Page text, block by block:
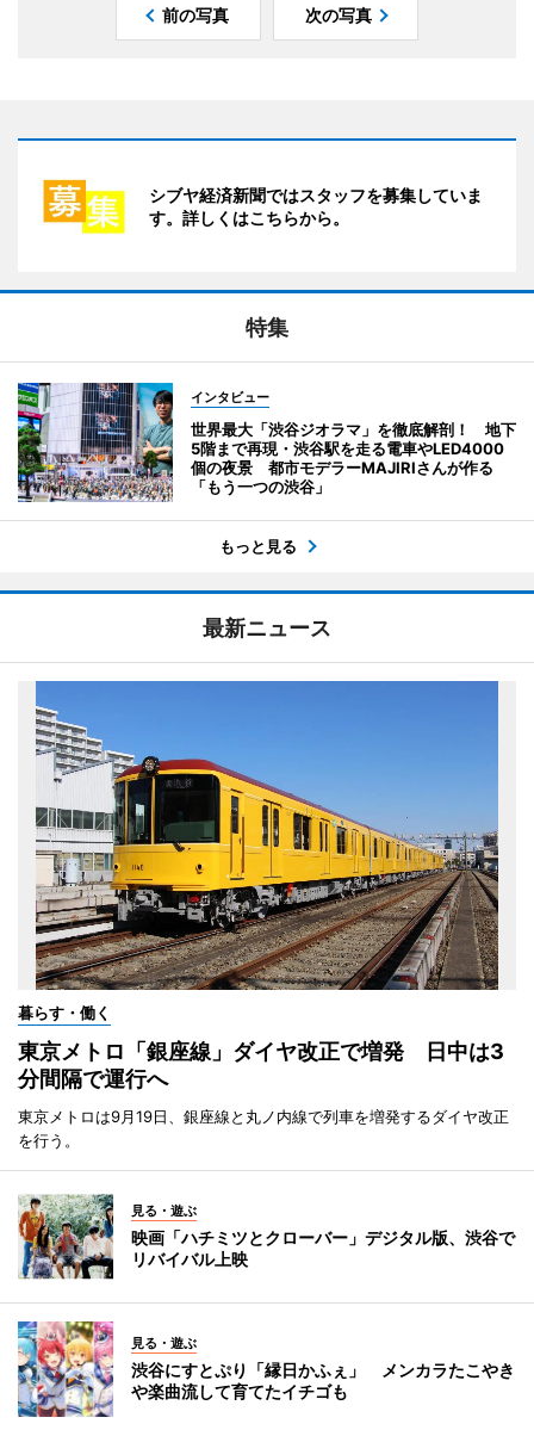
前の写真 次の写真
シブヤ経済新聞ではスタッフを募集していま
す。詳しくはこちらから。
特集
インタビュー
世界最大「渋谷ジオラマ」を徹底解剖！ 地下
5階まで再現・渋谷駅を走る電車やLED4000
個の夜景 都市モデラーMAJIRIさんが作る
「もう一つの渋谷」
もっと見る
最新ニュース
暮らす・働く
東京メトロ「銀座線」ダイヤ改正で増発 日中は3
分間隔で運行へ
東京メトロは9月19日、銀座線と丸ノ内線で列車を増発するダイヤ改正
を行う。
見る・遊ぶ
映画「ハチミツとクローバー」デジタル版、渋谷で
リバイバル上映
見る・遊ぶ
渋谷にすとぷり「縁日かふぇ」 メンカラたこやき
や楽曲流して育てたイチゴも